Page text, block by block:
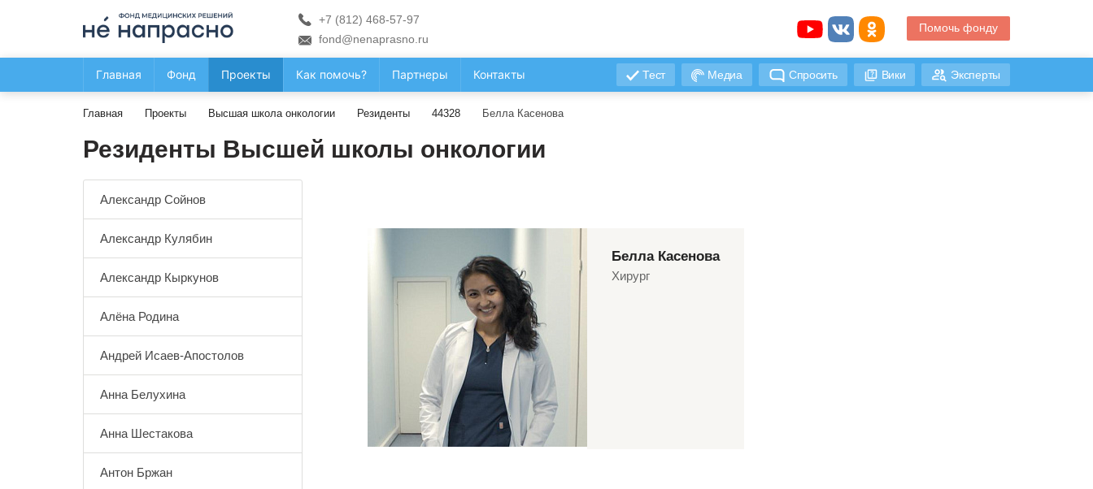
+7 (812) 468-57-97
fond@nenaprasno.ru
Помочь фонду
Главная Фонд Проекты Как помочь? Партнеры Контакты Тест Медиа Спросить Вики Эксперты
Главная Проекты Высшая школа онкологии Резиденты 44328 Белла Касенова
Резиденты Высшей школы онкологии
Александр Сойнов
Александр Кулябин
Александр Кыркунов
Алёна Родина
Андрей Исаев-Апостолов
Анна Белухина
Анна Шестакова
Антон Бржан
Белла Касенова
Хирург